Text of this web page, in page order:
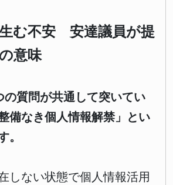
む不安 安達議員が提
意味
の質問が共通して突いてい
備なき個人情報解禁」とい
。
しない状態で個人情報活用